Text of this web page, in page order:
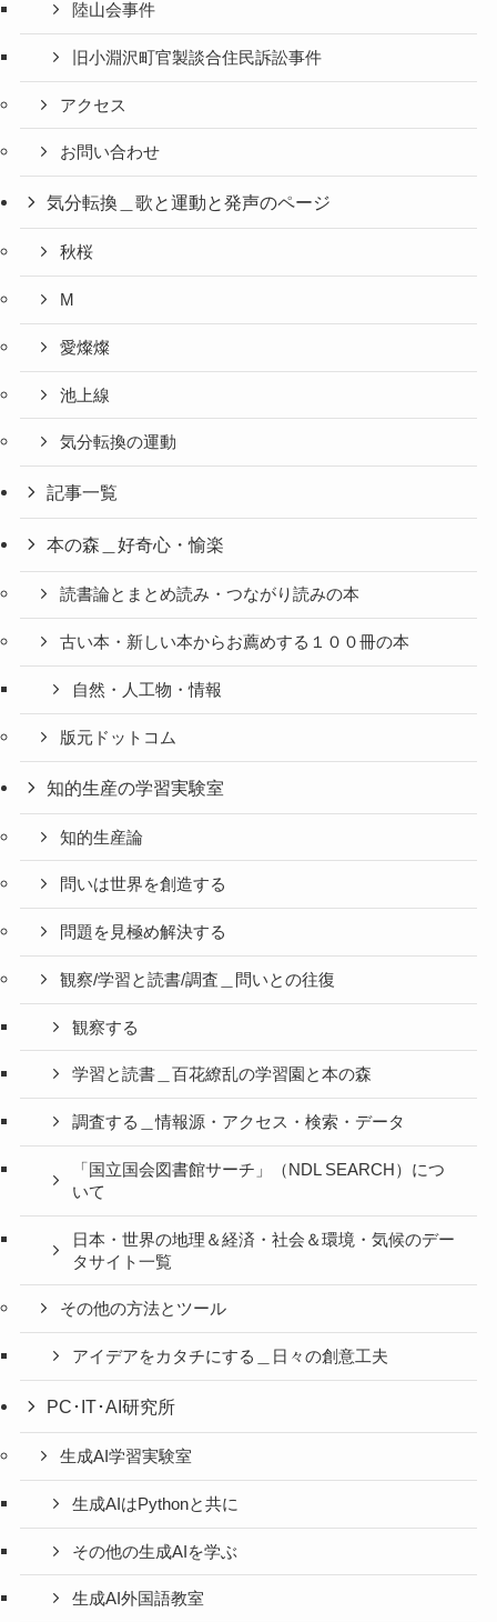
陸山会事件
旧小淵沢町官製談合住民訴訟事件
アクセス
お問い合わせ
気分転換＿歌と運動と発声のページ
秋桜
M
愛燦燦
池上線
気分転換の運動
記事一覧
本の森＿好奇心・愉楽
読書論とまとめ読み・つながり読みの本
古い本・新しい本からお薦めする１００冊の本
自然・人工物・情報
版元ドットコム
知的生産の学習実験室
知的生産論
問いは世界を創造する
問題を見極め解決する
観察/学習と読書/調査＿問いとの往復
観察する
学習と読書＿百花繚乱の学習園と本の森
調査する＿情報源・アクセス・検索・データ
「国立国会図書館サーチ」（NDL SEARCH）につ
いて
日本・世界の地理＆経済・社会＆環境・気候のデー
タサイト一覧
その他の方法とツール
アイデアをカタチにする＿日々の創意工夫
PC･IT･AI研究所
生成AI学習実験室
生成AIはPythonと共に
その他の生成AIを学ぶ
生成AI外国語教室